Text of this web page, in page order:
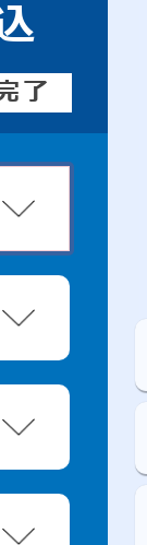
了